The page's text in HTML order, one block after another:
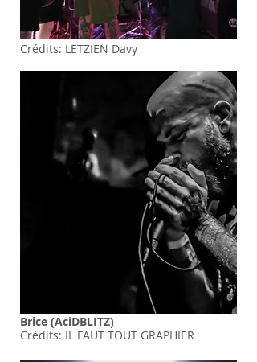
Crédits: LETZIEN Davy
Brice (AciDBLITZ)
Crédits: IL FAUT TOUT GRAPHIER